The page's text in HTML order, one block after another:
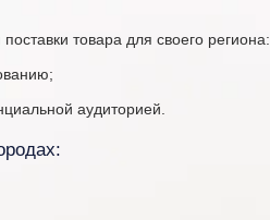
товара для своего региона:
аудиторией.